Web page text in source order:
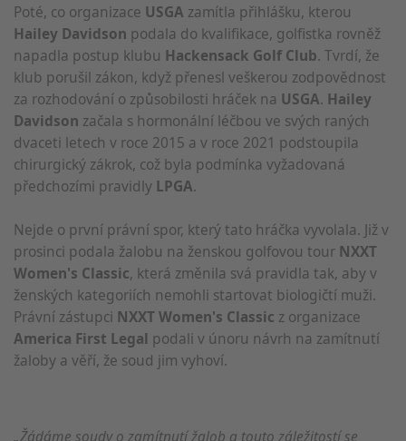
Poté, co organizace USGA zamítla přihlášku, kterou
Hailey Davidson podala do kvalifikace, golfistka rovněž
napadla postup klubu Hackensack Golf Club. Tvrdí, že
klub porušil zákon, když přenesl veškerou zodpovědnost
za rozhodování o způsobilosti hráček na USGA. Hailey
Davidson začala s hormonální léčbou ve svých raných
dvaceti letech v roce 2015 a v roce 2021 podstoupila
chirurgický zákrok, což byla podmínka vyžadovaná
předchozími pravidly LPGA.
Nejde o první právní spor, který tato hráčka vyvolala. Již v
prosinci podala žalobu na ženskou golfovou tour NXXT
Women's Classic, která změnila svá pravidla tak, aby v
ženských kategoriích nemohli startovat biologičtí muži.
Právní zástupci NXXT Women's Classic z organizace
America First Legal podali v únoru návrh na zamítnutí
žaloby a věří, že soud jim vyhoví.
„Žádáme soudy o zamítnutí žalob a touto záležitostí se